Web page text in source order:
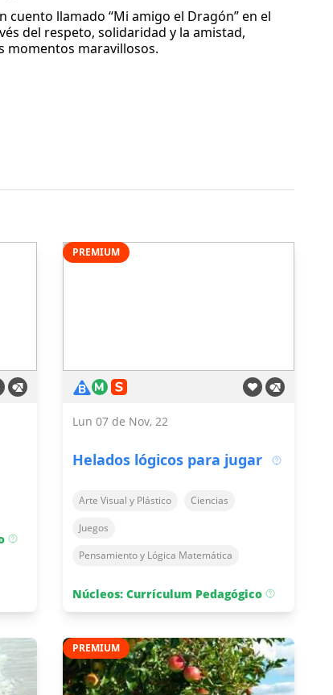
del respeto, solidaridad y la amistad,
momentos maravillosos.
PREMIUM
Lun 07 de Nov, 22
Helados lógicos para jugar
Arte Visual y Plástico
Ciencias
Juegos
Pensamiento y Lógica Matemática
Núcleos: Currículum Pedagógico
PREMIUM